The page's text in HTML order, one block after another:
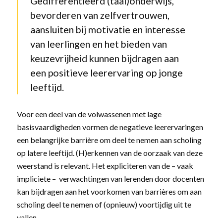
bevorderen van zelfvertrouwen,
aansluiten bij motivatie en interesse
van leerlingen en het bieden van
keuzevrijheid kunnen bijdragen aan
een positieve leerervaring op jonge
leeftijd.
Voor een deel van de volwassenen met lage
basisvaardigheden vormen de negatieve leerervaringen
een belangrijke barrière om deel te nemen aan scholing
op latere leeftijd. (H)erkennen van de oorzaak van deze
weerstand is relevant. Het expliciteren van de – vaak
impliciete – verwachtingen van lerenden door docenten
kan bijdragen aan het voorkomen van barrières om aan
scholing deel te nemen of (opnieuw) voortijdig uit te